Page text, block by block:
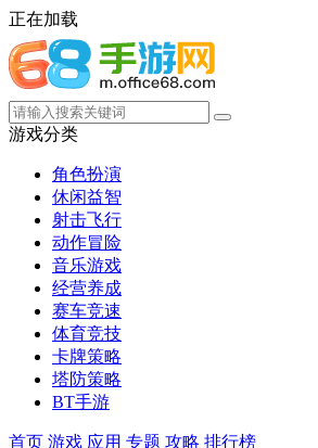
正在加载
游戏分类
角色扮演
休闲益智
射击飞行
动作冒险
音乐游戏
经营养成
赛车竞速
体育竞技
卡牌策略
塔防策略
BT手游
首页 游戏 应用 专题 攻略 排行榜